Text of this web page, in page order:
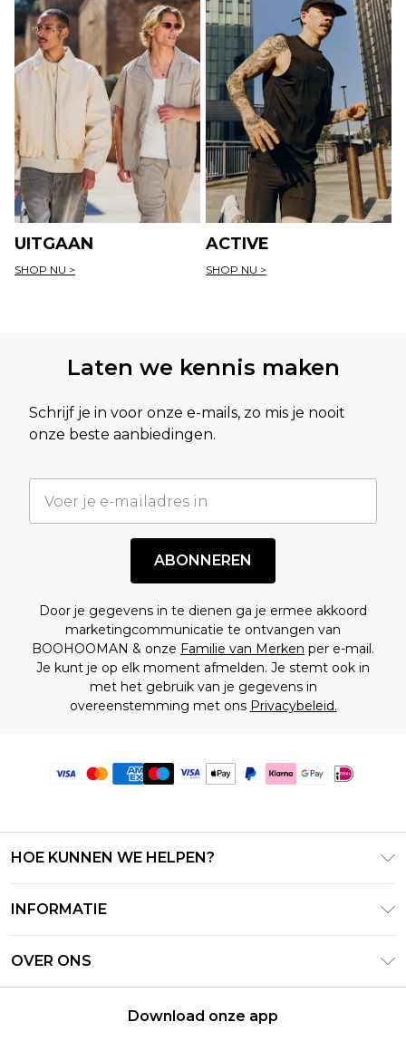
UITGAAN
SHOP NU >
ACTIVE
SHOP NU >
Laten we kennis maken
Schrijf je in voor onze e-mails, zo mis je nooit
onze beste aanbiedingen.
ABONNEREN
Door je gegevens in te dienen ga je ermee akkoord
marketingcommunicatie te ontvangen van
BOOHOOMAN & onze Familie van Merken per e-mail.
Je kunt je op elk moment afmelden. Je stemt ook in
met het gebruik van je gegevens in
overeenstemming met ons Privacybeleid.
HOE KUNNEN WE HELPEN?
Retourneer uw bestelling
Bezorginformatie
Retourbeleid – Bijgewerkt mei 2026
INFORMATIE
OVER ONS
Download onze app